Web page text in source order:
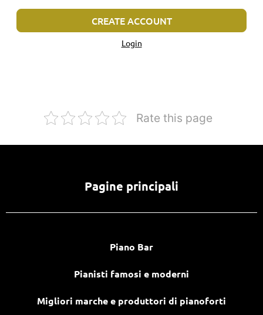
CREATE ACCOUNT
Login
Rate this page
Pagine principali
Piano Bar
Pianisti famosi e moderni
Migliori marche e produttori di pianoforti